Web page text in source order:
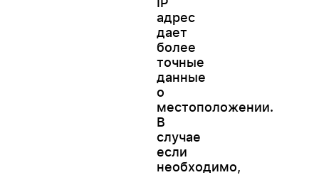
адрес
дает
более
точные
данные
о
местоположении.
В
случае
если
необходимо,